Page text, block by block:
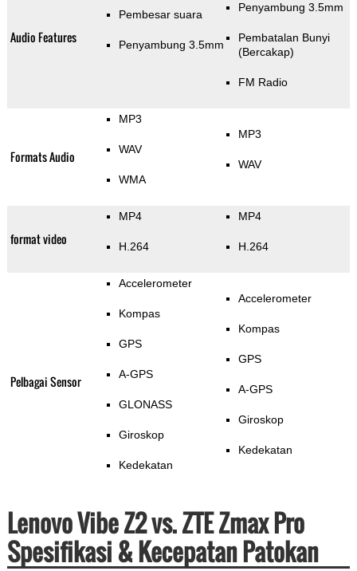
Audio Features
Pembesar suara
Penyambung 3.5mm
Penyambung 3.5mm
Pembatalan Bunyi
(Bercakap)
FM Radio
Formats Audio
MP3
WAV
WMA
MP3
WAV
format video
MP4
H.264
MP4
H.264
Pelbagai Sensor
Accelerometer
Kompas
GPS
A-GPS
GLONASS
Giroskop
Kedekatan
Accelerometer
Kompas
GPS
A-GPS
Giroskop
Kedekatan
Lenovo Vibe Z2 vs. ZTE Zmax Pro
Spesifikasi & Kecepatan Patokan